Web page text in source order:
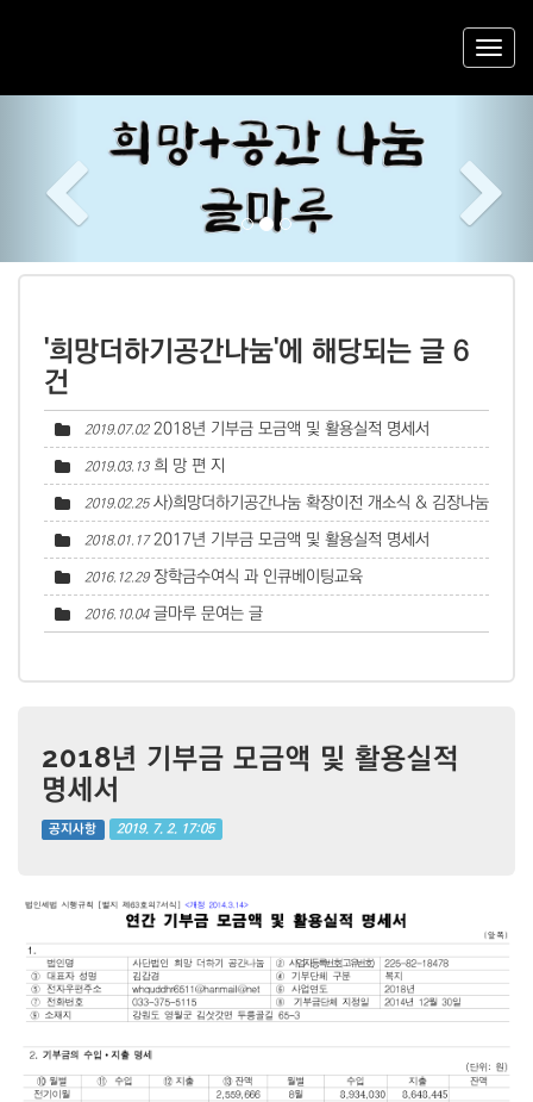
'희망더하기공간나눔'에 해당되는 글 6
건
2019.07.02 2018년 기부금 모금액 및 활용실적 명세서
2019.03.13 희 망 편 지
2019.02.25 사)희망더하기공간나눔 확장이전 개소식 & 김장나눔
2018.01.17 2017년 기부금 모금액 및 활용실적 명세서
2016.12.29 장학금수여식 과 인큐베이팅교육
2016.10.04 글마루 문여는 글
2018년 기부금 모금액 및 활용실적
명세서
공지사항 2019. 7. 2. 17:05